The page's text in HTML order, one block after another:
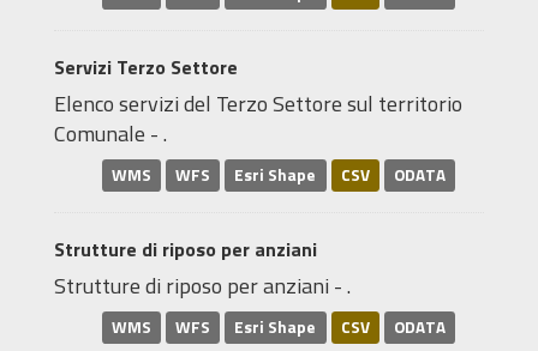
Servizi Terzo Settore
Elenco servizi del Terzo Settore sul territorio
Comunale - .
WMS WFS Esri Shape CSV ODATA
Strutture di riposo per anziani
Strutture di riposo per anziani - .
WMS WFS Esri Shape CSV ODATA